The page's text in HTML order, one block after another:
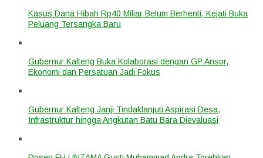
Kasus Dana Hibah Rp40 Miliar Belum Berhenti, Kejati Buka
Peluang Tersangka Baru
Gubernur Kalteng Buka Kolaborasi dengan GP Ansor,
Ekonomi dan Persatuan Jadi Fokus
Gubernur Kalteng Janji Tindaklanjuti Aspirasi Desa,
Infrastruktur hingga Angkutan Batu Bara Dievaluasi